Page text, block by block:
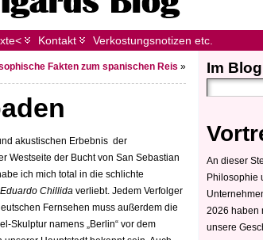
Kontakt Verkostungsnotizen etc.
Fakten zum spanischen Reis »
akustischen Erbebnis der
Westseite der Bucht von San Sebastian
ich mich total in die schlichte
Eduardo Chillida verliebt. Jedem Verfolger
Fernsehen muss außerdem die
Skulptur namens „Berlin“ vor dem
Im
An dieser
Philosophie
2026 haben
unsere